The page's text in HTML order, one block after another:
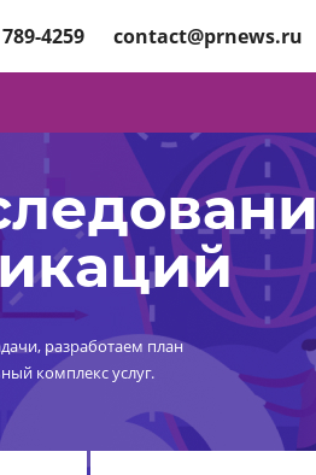
4259 contact@prnews.ru
разработаем план
комплекс услуг.